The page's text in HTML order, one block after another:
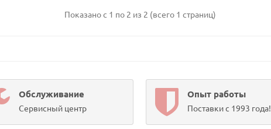
Показано с 1 по 2 из 2 (всего 1 страниц)
Обслуживание
Сервисный центр
Опыт работы
Поставки с 1993 года!